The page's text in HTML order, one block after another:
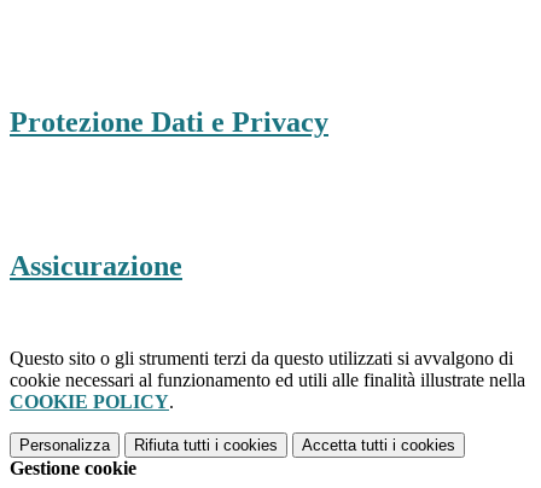
Protezione Dati e Privacy
Assicurazione
Questo sito o gli strumenti terzi da questo utilizzati si avvalgono di
cookie necessari al funzionamento ed utili alle finalità illustrate nella
COOKIE POLICY.
Personalizza Rifiuta tutti i cookies Accetta tutti i cookies
Gestione cookie